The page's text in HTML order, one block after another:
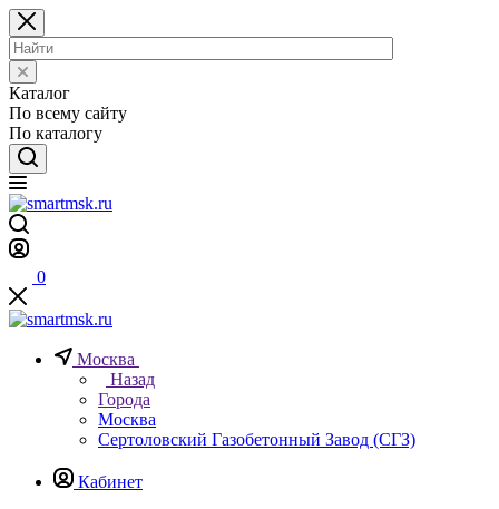
Каталог
По всему сайту
По каталогу
0
Москва
Назад
Города
Москва
Сертоловский Газобетонный Завод (СГЗ)
Кабинет